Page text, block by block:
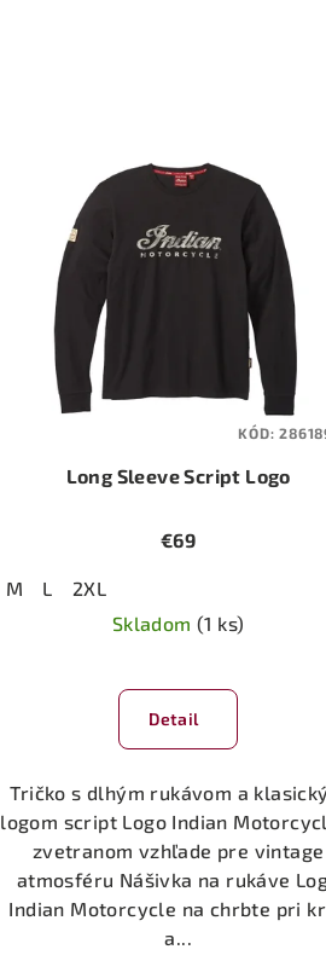
Long Sleeve Script Logo
€69
M L
2XL
Skladom(1 ks)
hodnotenie
produktu
je
5,0
5
hviezdičiek.
Detail
Tričko s dlhým rukávom a
logom script Logo Indian
zvetranom vzhľade pre vintage
atmosféru Nášivka na rukáve
Indian Motorcycle na chrbte pri
a...
KÓD: